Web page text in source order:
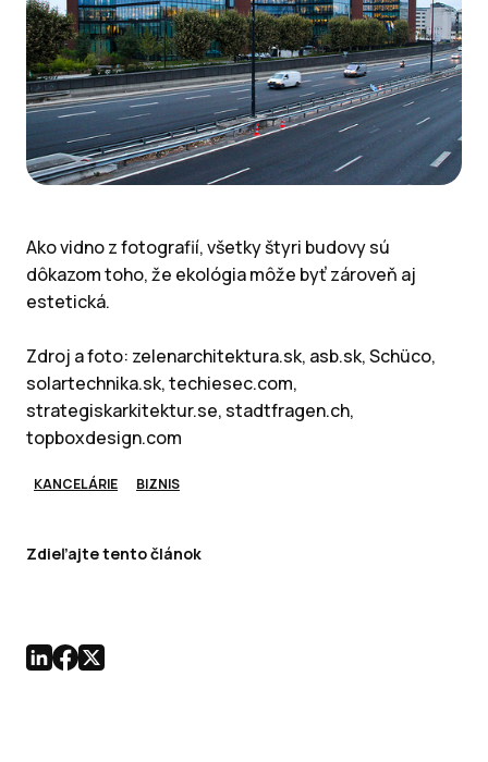
Ako vidno z fotografií, všetky štyri budovy sú
dôkazom toho, že ekológia môže byť zároveň aj
estetická.
Zdroj a foto: zelenarchitektura.sk, asb.sk, Schüco,
solartechnika.sk, techiesec.com,
strategiskarkitektur.se, stadtfragen.ch,
topboxdesign.com
KANCELÁRIE BIZNIS
Zdieľajte tento článok